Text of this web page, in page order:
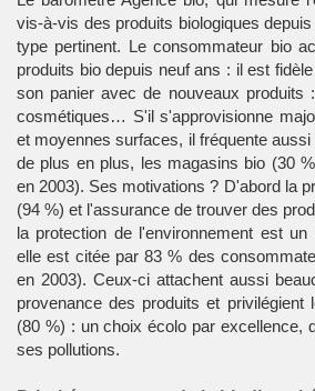
vis-à-vis des produits biologiques
type pertinent. Le consommateur bio
produits bio depuis neuf ans : il est
son panier avec de nouveaux produits
cosmétiques… S'il s'approvisionne
et moyennes surfaces, il fréquente
de plus en plus, les magasins bio (30
en 2003). Ses motivations ? D'abord la
(94 %) et l'assurance de trouver des
la protection de l'environnement est
elle est citée par 83 % des
en 2003). Ceux-ci attachent aussi
provenance des produits et privilégient
(80 %) : un choix écolo par excellence,
ses pollutions.